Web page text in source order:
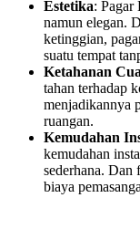
Estetika: Pagar
namun elegan.
ketinggian,
suatu tempat
Ketahanan
tahan terhadap
menjadikannya
ruangan.
Kemudahan
kemudahan
sederhana.
biaya